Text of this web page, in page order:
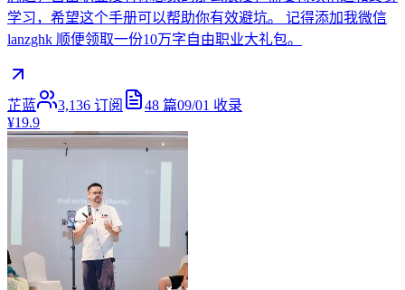
学习，希望这个手册可以帮助你有效避坑。 记得添加我微信
lanzghk 顺便领取一份10万字自由职业大礼包。
芷蓝 3,136 订阅 48 篇09/01 收录
¥19.9